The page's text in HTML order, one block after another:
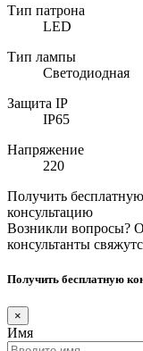
Тип патрона
LED
Тип лампы
Светодиодная
Защита IP
IP65
Напряжение
220
Получить бесплатную
консультацию
Возникли вопросы?
консультанты
Получить бесплатную
×
Имя